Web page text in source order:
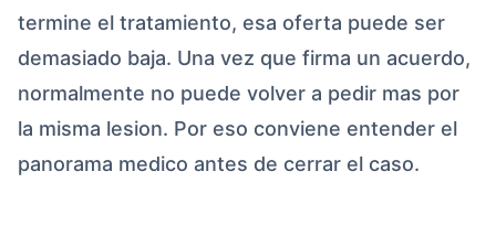
termine el tratamiento, esa oferta puede ser
demasiado baja. Una vez que firma un acuerdo,
normalmente no puede volver a pedir mas por
la misma lesion. Por eso conviene entender el
panorama medico antes de cerrar el caso.